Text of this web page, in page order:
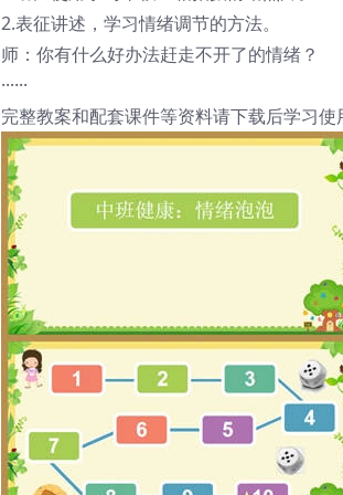
2.表征讲述，学习情绪调节的方法。
师：你有什么好办法赶走不开了的情绪？
······
完整教案和配套课件等资料请下载后学习使